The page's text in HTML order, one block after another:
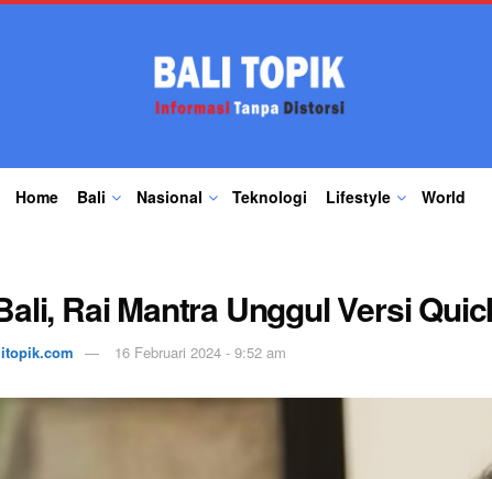
Home Bali Nasional Teknologi Lifestyle World
Rai Mantra Unggul Versi
16 Februari 2024 - 9:52 am